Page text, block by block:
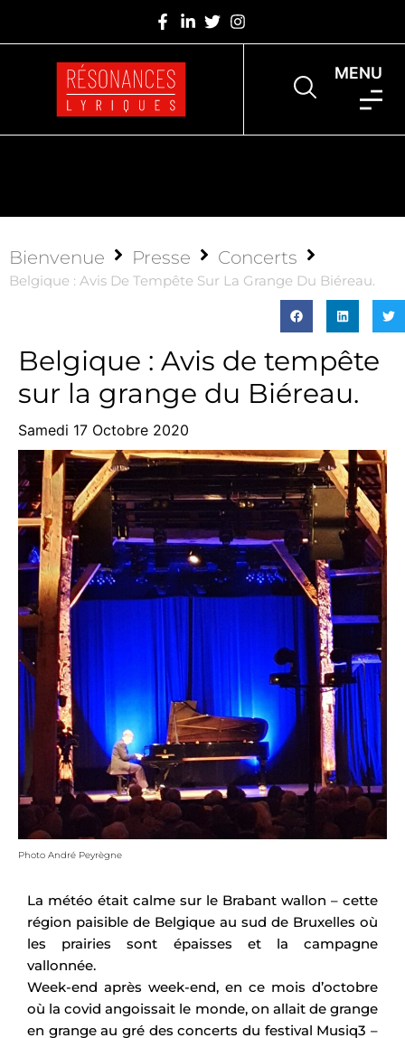
MENU
Bienvenue Presse Concerts
​Belgique : Avis De Tempête Sur La Grange Du Biéreau.
​Belgique : Avis de tempête
sur la grange du Biéreau.
Samedi 17 Octobre 2020
Photo André Peyrègne
La météo était calme sur le Brabant wallon – cette
région paisible de Belgique au sud de Bruxelles où
les prairies sont épaisses et la campagne
vallonnée.
Week-end après week-end, en ce mois d’octobre
où la covid angoissait le monde, on allait de grange
en grange au gré des concerts du festival Musiq3 –